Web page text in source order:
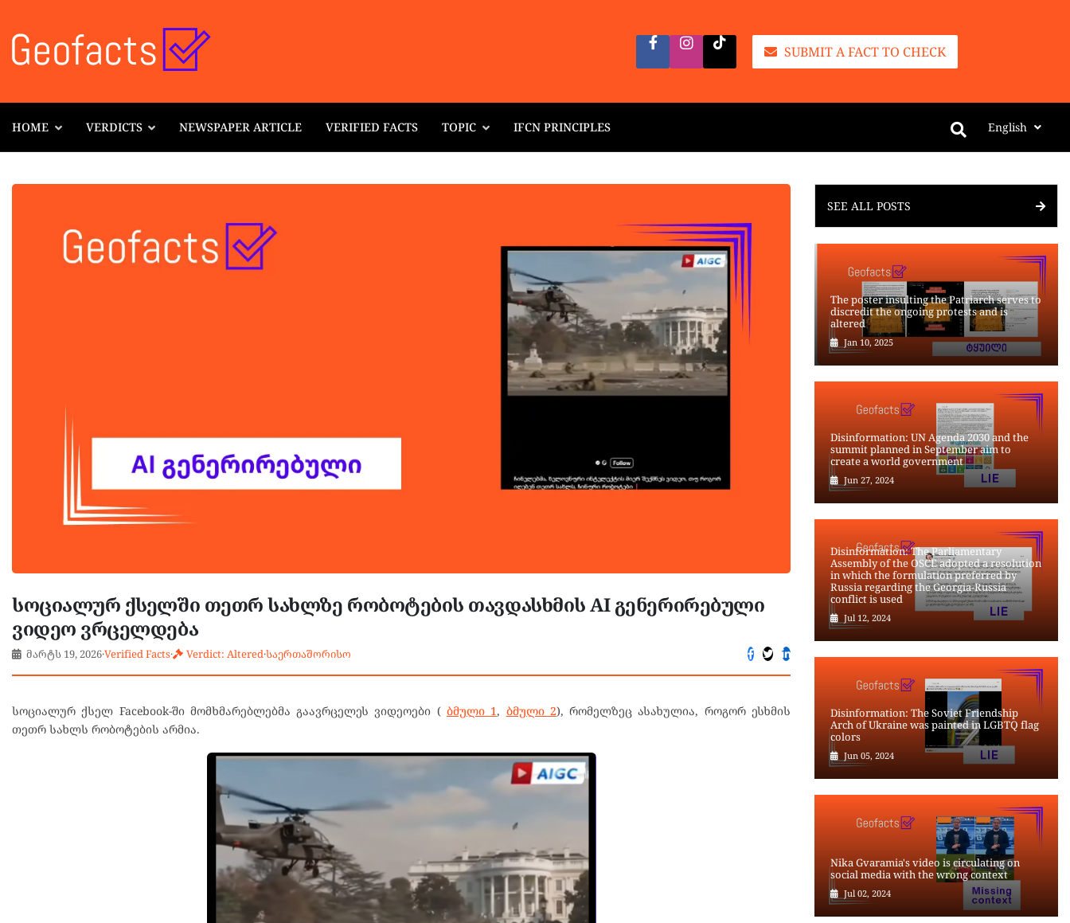
SUBMIT A FACT TO CHECK
HOME VERDICTS NEWSPAPER ARTICLE VERIFIED FACTS TOPIC IFCN PRINCIPLES English
სოციალურ ქსელში თეთრ სახლზე რობოტების თავდასხმის AI გენერირებული
ვიდეო ვრცელდება
მარტს 19, 2026·Verified Facts· Verdict: Altered·საერთაშორისო
სოციალურ ქსელ Facebook-ში მომხმარებლებმა გაავრცელეს ვიდეოები ( ბმული 1, ბმული 2), რომელზეც ასახულია, როგორ ესხმის
თეთრ სახლს რობოტების არმია.
SEE ALL POSTS
The poster insulting the Patriarch serves to
discredit the ongoing protests and is
altered
Jan 10, 2025
Disinformation: UN Agenda 2030 and the
summit planned in September aim to
create a world government
Jun 27, 2024
Disinformation: The Parliamentary
Assembly of the OSCE adopted a resolution
in which the formulation preferred by
Russia regarding the Georgia-Russia
conflict is used
Jul 12, 2024
Disinformation: The Soviet Friendship
Arch of Ukraine was painted in LGBTQ flag
colors
Jun 05, 2024
Nika Gvaramia's video is circulating on
social media with the wrong context
Jul 02, 2024